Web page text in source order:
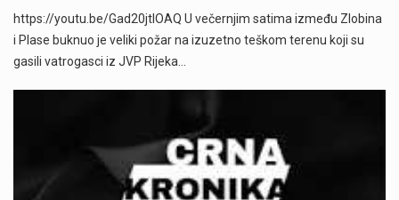
https://youtu.be/Gad20jtIOAQ U večernjim satima između Zlobina
i Plase buknuo je veliki požar na izuzetno teškom terenu koji su
gasili vatrogasci iz JVP Rijeka…